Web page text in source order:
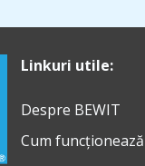
Linkuri utile:
Despre BEWIT
Cum